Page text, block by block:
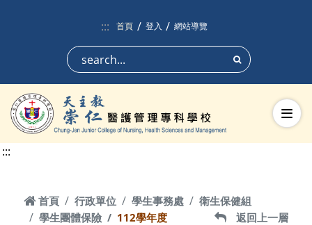
:::
首頁 登入 網站導覽
搜尋
切換
:::
首頁
首頁 行政單位 學生事務處
衛生保健組
學生團體保險
112學年度 返回上一層
返回上一層